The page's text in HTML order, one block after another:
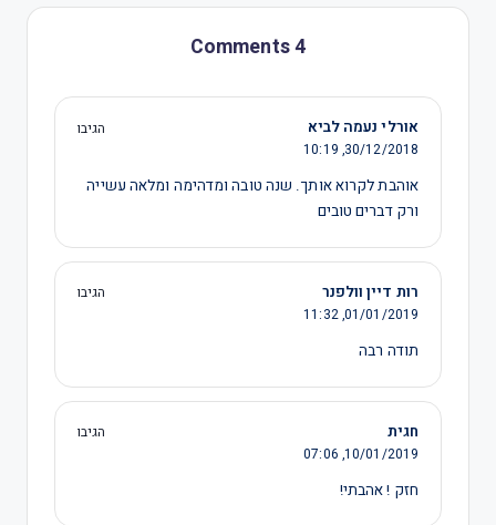
4 Comments
אורלי נעמה לביא
הגיבו
30/12/2018,
10:19
אוהבת לקרוא אותך. שנה טובה ומדהימה ומלאה עשייה
ורק דברים טובים
רות דיין וולפנר
הגיבו
01/01/2019,
11:32
תודה רבה
חגית
הגיבו
10/01/2019,
07:06
חזק ! אהבתי!